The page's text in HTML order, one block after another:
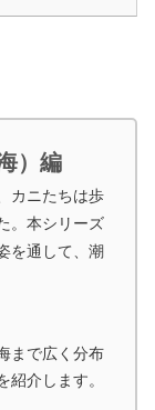
）編
カニたちは歩
。本シリーズ
を通して、潮
まで広く分布
介します。